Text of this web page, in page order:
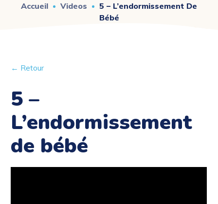
Accueil Videos
5 – L’endormissement De
Bébé
← Retour
5 –
L’endormissement
de bébé